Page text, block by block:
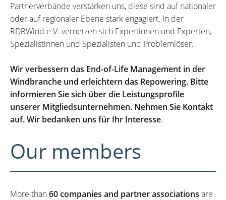
Partnerverbände verstärken uns, diese sind auf nationaler
oder auf regionaler Ebene stark engagiert. In der
RDRWind e.V. vernetzen sich Expertinnen und Experten,
Spezialistinnen und Spezialisten und Problemlöser.
Wir verbessern das End-of-Life Management in der
Windbranche und erleichtern das Repowering. Bitte
informieren Sie sich über die Leistungsprofile
unserer Mitgliedsunternehmen. Nehmen Sie Kontakt
auf. Wir bedanken uns für Ihr Interesse.
Our members
More than60 companies and partner associations are